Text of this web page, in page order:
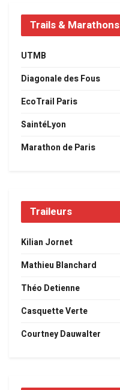
Trails & Marathons
UTMB
Diagonale des Fous
EcoTrail Paris
SaintéLyon
Marathon de Paris
Traileurs
Kilian Jornet
Mathieu Blanchard
Théo Detienne
Casquette Verte
Courtney Dauwalter